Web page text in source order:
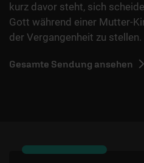
kurz davor steht, sich
Gott während einer Mutter-
der Vergangenheit zu stellen.
Gesamte Sendung ansehen